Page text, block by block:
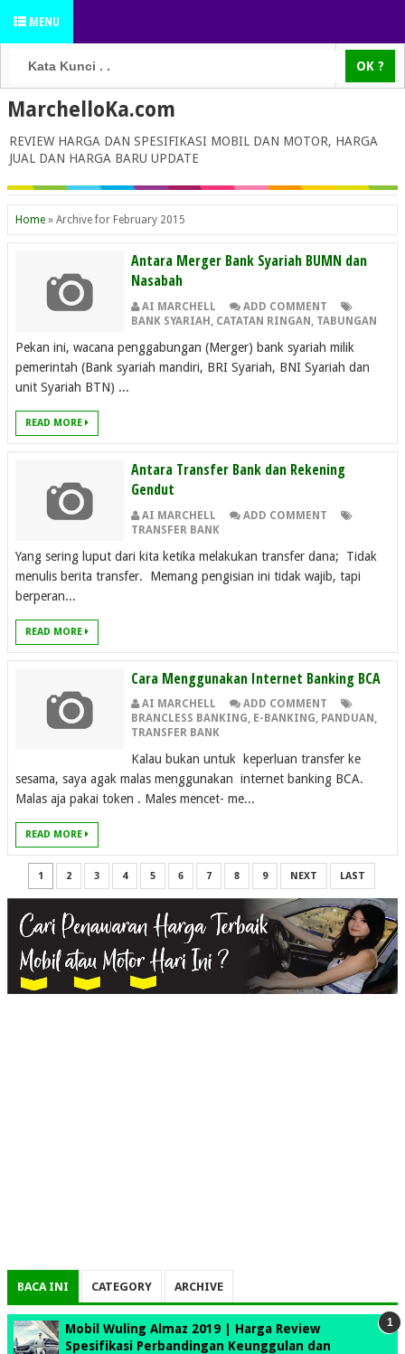
MENU
MarchelloKa.com
REVIEW HARGA DAN SPESIFIKASI MOBIL DAN MOTOR, HARGA
JUAL DAN HARGA BARU UPDATE
Home » Archive for February 2015
Antara Merger Bank Syariah BUMN dan
Nasabah
AI MARCHELL
ADD COMMENT
BANK SYARIAH , CATATAN RINGAN , TABUNGAN
Pekan ini, wacana penggabungan (Merger) bank syariah milik
pemerintah (Bank syariah mandiri, BRI Syariah, BNI Syariah dan
unit Syariah BTN) ...
READ MORE
Antara Transfer Bank dan Rekening
Gendut
AI MARCHELL
ADD COMMENT
TRANSFER BANK
Yang sering luput dari kita ketika melakukan transfer dana; Tidak
menulis berita transfer. Memang pengisian ini tidak wajib, tapi
berperan...
READ MORE
Cara Menggunakan Internet Banking BCA
AI MARCHELL
ADD COMMENT
BRANCLESS BANKING, E-BANKING, PANDUAN ,
TRANSFER BANK
Kalau bukan untuk keperluan transfer ke
sesama, saya agak malas menggunakan internet banking BCA.
Malas aja pakai token . Males mencet- me...
READ MORE
1 2 3 4 5 6 7 8 9 NEXT LAST
BACA INI CATEGORY ARCHIVE
Mobil Wuling Almaz 2019 | Harga Review
Spesifikasi Perbandingan Keunggulan dan